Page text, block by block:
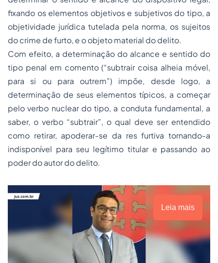
fixando os elementos objetivos e subjetivos do tipo, a
objetividade jurídica tutelada pela norma, os sujeitos
do crime de furto, e o objeto material do delito.
Com efeito, a determinação do alcance e sentido do
tipo penal em comento (“subtrair coisa alheia móvel,
para si ou para outrem”) impõe, desde logo, a
determinação de seus elementos típicos, a começar
pelo verbo nuclear do tipo, a conduta fundamental, a
saber, o verbo “subtrair”, o qual deve ser entendido
como retirar, apoderar-se da res furtiva tornando-a
indisponível para seu legítimo titular e passando ao
poder do autor do delito.
Leia mais